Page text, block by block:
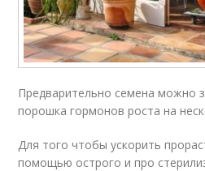
Предварительно семена можно
порошка гормонов роста на
Для того чтобы ускорить
помощью острого и про